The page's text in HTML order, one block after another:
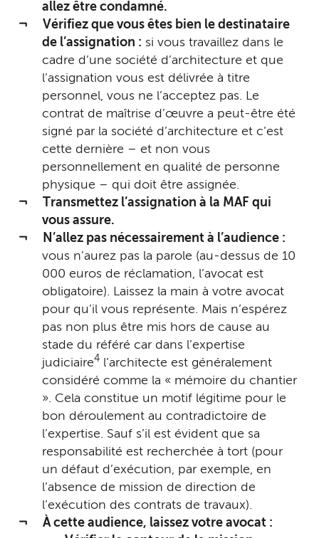
allez être condamné.
Vérifiez que vous êtes bien le destinataire
de l’assignation : si vous travaillez dans le
cadre d’une société d’architecture et que
l’assignation vous est délivrée à titre
personnel, vous ne l’acceptez pas. Le
contrat de maîtrise d’œuvre a peut-être été
signé par la société d’architecture et c’est
cette dernière – et non vous
personnellement en qualité de personne
physique – qui doit être assignée.
Transmettez l’assignation à la MAF qui
vous assure.
N’allez pas nécessairement à l’audience :
vous n’aurez pas la parole (au-dessus de 10
000 euros de réclamation, l’avocat est
obligatoire). Laissez la main à votre avocat
pour qu’il vous représente. Mais n’espérez
pas non plus être mis hors de cause au
stade du référé car dans l’expertise
judiciaire4l’architecte est généralement
considéré comme la « mémoire du chantier
». Cela constitue un motif légitime pour le
bon déroulement au contradictoire de
l’expertise. Sauf s’il est évident que sa
responsabilité est recherchée à tort (pour
un défaut d’exécution, par exemple, en
l’absence de mission de direction de
l’exécution des contrats de travaux).
À cette audience, laissez votre avocat :